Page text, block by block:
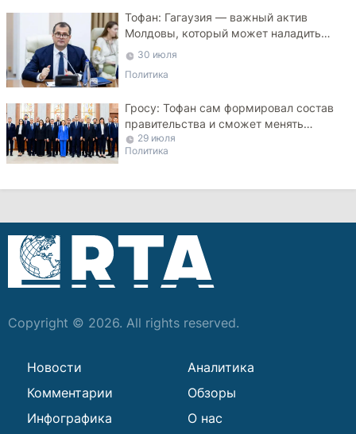
Тофан: Гагаузия — важный актив
Молдовы, который может наладить
мосты с Турцией
30 июля
Политика
Гросу: Тофан сам формировал состав
правительства и сможет менять
министров
29 июля
Политика
Copyright © 2026. All rights reserved.
Новости
Аналитика
Комментарии
Обзоры
Инфографика
О нас